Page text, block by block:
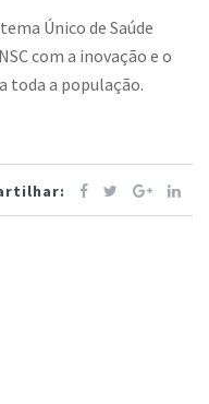
Único de Saúde
com a inovação e o
toda a população.